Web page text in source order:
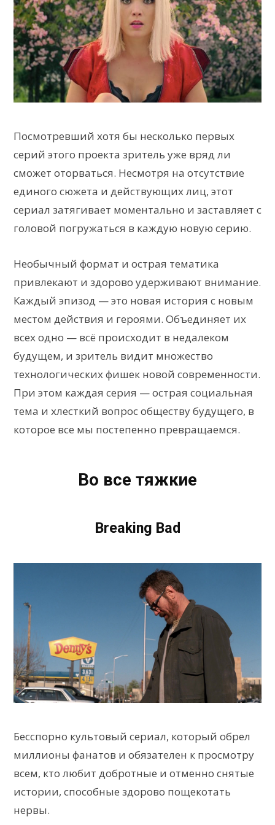
Посмотревший хотя бы несколько первых
серий этого проекта зритель уже вряд ли
сможет оторваться. Несмотря на отсутствие
единого сюжета и действующих лиц, этот
сериал затягивает моментально и заставляет с
головой погружаться в каждую новую серию.
Необычный формат и острая тематика
привлекают и здорово удерживают внимание.
Каждый эпизод — это новая история с новым
местом действия и героями. Объединяет их
всех одно — всё происходит в недалеком
будущем, и зритель видит множество
технологических фишек новой современности.
При этом каждая серия — острая социальная
тема и хлесткий вопрос обществу будущего, в
которое все мы постепенно превращаемся.
Во все тяжкие
Breaking Bad
Бесспорно культовый сериал, который обрел
миллионы фанатов и обязателен к просмотру
всем, кто любит добротные и отменно снятые
истории, способные здорово пощекотать
нервы.